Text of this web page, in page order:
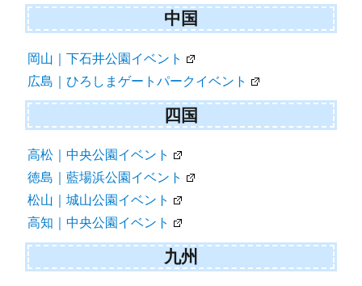
中国
岡山｜下石井公園イベント
広島｜ひろしまゲートパークイベント
四国
高松｜中央公園イベント
徳島｜藍場浜公園イベント
松山｜城山公園イベント
高知｜中央公園イベント
九州